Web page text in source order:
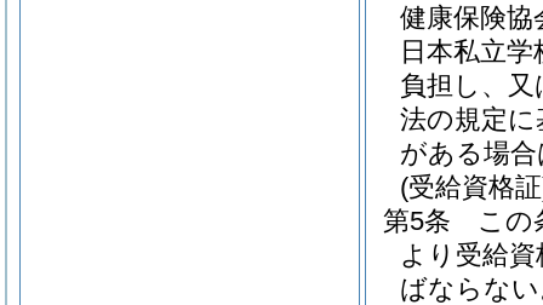
健康保険協
日本私立
負担し、
法の規定
がある場
(受給資格
第5条
この
より受給
ばならな